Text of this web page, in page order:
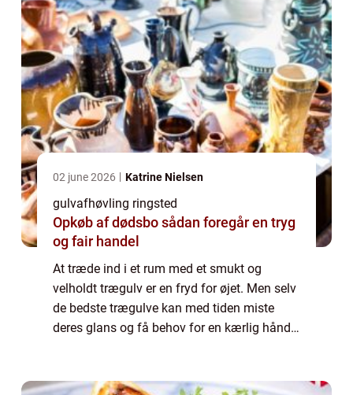
02 june 2026 Katrine Nielsen
gulvafhøvling ringsted
Opkøb af dødsbo sådan foregår en tryg
og fair handel
At træde ind i et rum med et smukt og
velholdt trægulv er en fryd for øjet. Men selv
de bedste trægulve kan med tiden miste
deres glans og få behov for en kærlig hånd. I